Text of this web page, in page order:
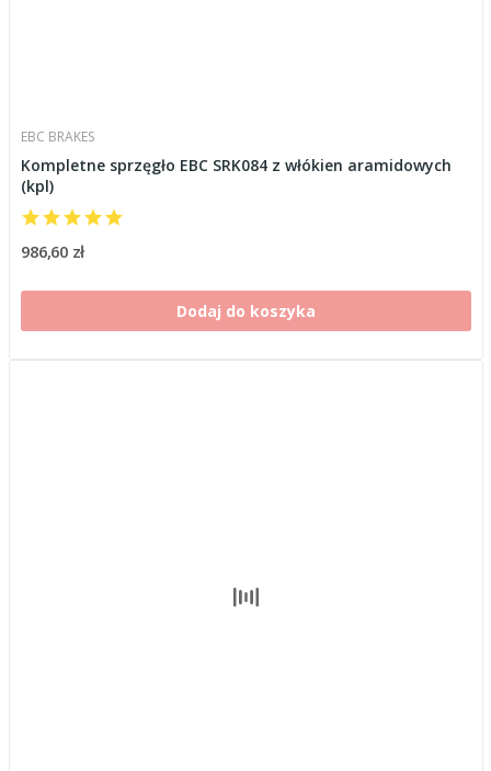
EBC BRAKES
Kompletne sprzęgło EBC SRK084 z włókien aramidowych
(kpl)
986,60 zł
Dodaj do koszyka